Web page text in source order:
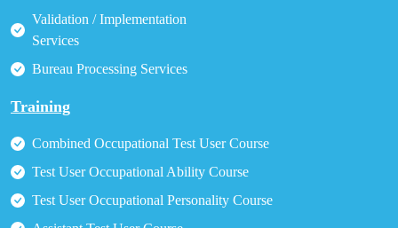
Validation / Implementation
Services
Bureau Processing Services
Training
Combined Occupational Test User Course
Test User Occupational Ability Course
Test User Occupational Personality Course